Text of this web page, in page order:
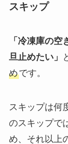
スキップ
「冷凍庫の
旦止めたい」
めです。
スキップは何
のスキップで
め、それ以上